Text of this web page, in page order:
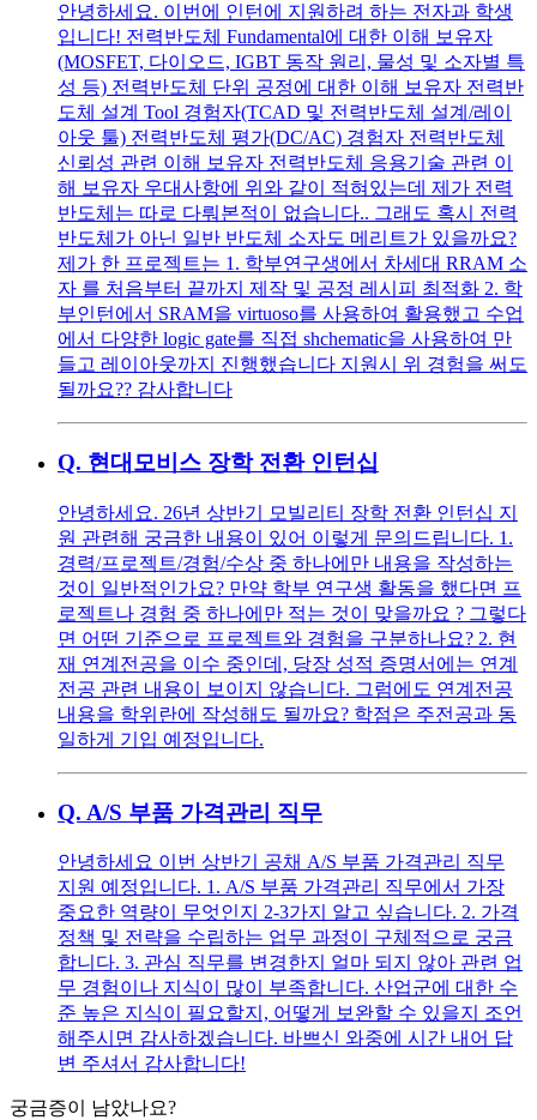
안녕하세요. 이번에 인턴에 지원하려 하는 전자과 학생
입니다! 전력반도체 Fundamental에 대한 이해 보유자
(MOSFET, 다이오드, IGBT 동작 원리, 물성 및 소자별 특
성 등) 전력반도체 단위 공정에 대한 이해 보유자 전력반
도체 설계 Tool 경험자(TCAD 및 전력반도체 설계/레이
아웃 툴) 전력반도체 평가(DC/AC) 경험자 전력반도체
신뢰성 관련 이해 보유자 전력반도체 응용기술 관련 이
해 보유자 우대사항에 위와 같이 적혀있는데 제가 전력
반도체는 따로 다뤄본적이 없습니다.. 그래도 혹시 전력
반도체가 아닌 일반 반도체 소자도 메리트가 있을까요?
제가 한 프로젝트는 1. 학부연구생에서 차세대 RRAM 소
자 를 처음부터 끝까지 제작 및 공정 레시피 최적화 2. 학
부인턴에서 SRAM을 virtuoso를 사용하여 활용했고 수업
에서 다양한 logic gate를 직접 shchematic을 사용하여 만
들고 레이아웃까지 진행했습니다 지원시 위 경험을 써도
될까요?? 감사합니다
Q. 현대모비스 장학 전환 인턴십
안녕하세요. 26년 상반기 모빌리티 장학 전환 인턴십 지
원 관련해 궁금한 내용이 있어 이렇게 문의드립니다. 1.
경력/프로젝트/경험/수상 중 하나에만 내용을 작성하는
것이 일반적인가요? 만약 학부 연구생 활동을 했다면 프
로젝트나 경험 중 하나에만 적는 것이 맞을까요 ? 그렇다
면 어떤 기준으로 프로젝트와 경험을 구분하나요? 2. 현
재 연계전공을 이수 중인데, 당장 성적 증명서에는 연계
전공 관련 내용이 보이지 않습니다. 그럼에도 연계전공
내용을 학위란에 작성해도 될까요? 학점은 주전공과 동
일하게 기입 예정입니다.
Q. A/S 부품 가격관리 직무
안녕하세요 이번 상반기 공채 A/S 부품 가격관리 직무
지원 예정입니다. 1. A/S 부품 가격관리 직무에서 가장
중요한 역량이 무엇인지 2-3가지 알고 싶습니다. 2. 가격
정책 및 전략을 수립하는 업무 과정이 구체적으로 궁금
합니다. 3. 관심 직무를 변경한지 얼마 되지 않아 관련 업
무 경험이나 지식이 많이 부족합니다. 산업군에 대한 수
준 높은 지식이 필요할지, 어떻게 보완할 수 있을지 조언
해주시면 감사하겠습니다. 바쁘신 와중에 시간 내어 답
변 주셔서 감사합니다!
궁금증이 남았나요?